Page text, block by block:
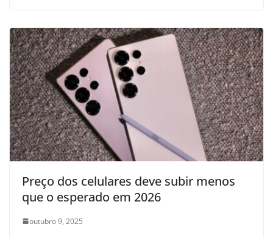
Preço dos celulares deve subir menos
que o esperado em 2026
outubro 9, 2025